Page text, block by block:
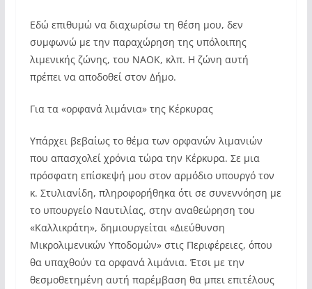
Εδώ επιθυμώ να διαχωρίσω τη θέση μου, δεν
συμφωνώ με την παραχώρηση της υπόλοιπης
λιμενικής ζώνης, του ΝΑΟΚ, κλπ. Η ζώνη αυτή
πρέπει να αποδοθεί στον Δήμο.
Για τα «ορφανά λιμάνια» της Κέρκυρας
Υπάρχει βεβαίως το θέμα των ορφανών λιμανιών
που απασχολεί χρόνια τώρα την Κέρκυρα. Σε μια
πρόσφατη επίσκεψή μου στον αρμόδιο υπουργό τον
κ. Στυλιανίδη, πληροφορήθηκα ότι σε συνεννόηση με
το υπουργείο Ναυτιλίας, στην αναθεώρηση του
«Καλλικράτη», δημιουργείται «Διεύθυνση
Μικρολιμενικών Υποδομών» στις Περιφέρειες, όπου
θα υπαχθούν τα ορφανά λιμάνια. Έτσι με την
θεσμοθετημένη αυτή παρέμβαση θα μπει επιτέλους